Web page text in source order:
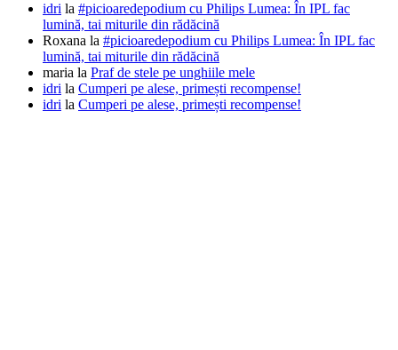
idri la #picioaredepodium cu Philips Lumea: În IPL fac
lumină, tai miturile din rădăcină
Roxana la #picioaredepodium cu Philips Lumea: În IPL fac
lumină, tai miturile din rădăcină
maria la Praf de stele pe unghiile mele
idri la Cumperi pe alese, primești recompense!
idri la Cumperi pe alese, primești recompense!